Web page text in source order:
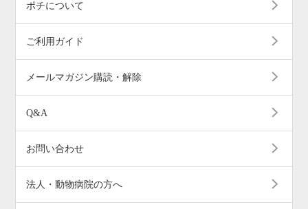
ポチについて
ご利用ガイド
メールマガジン購読・解除
Q&A
お問い合わせ
法人・動物病院の方へ